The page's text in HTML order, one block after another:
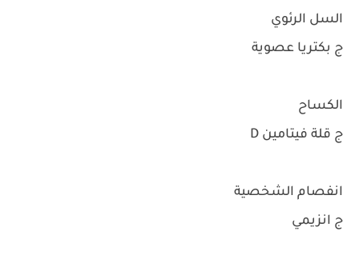
السل الرئوي
ج بكتريا عصوية
الكساح
ج قلة فيتامين D
انفصام الشخصية
ج انزيمي